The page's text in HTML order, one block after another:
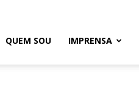
QUEM SOU IMPRENSA